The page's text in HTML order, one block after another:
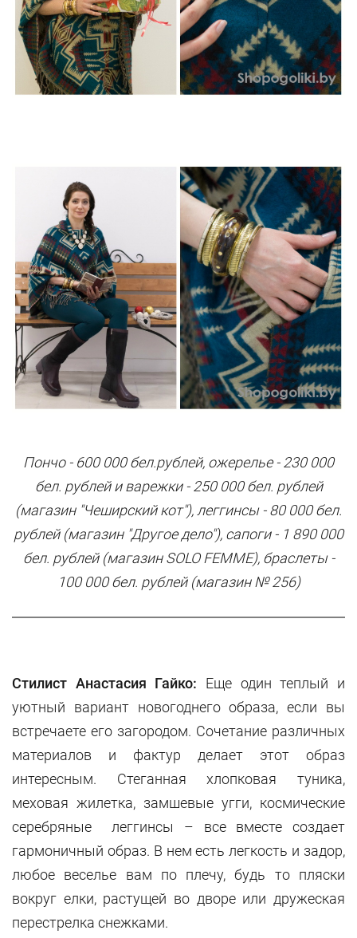
Пончо - 600 000 бел.рублей, ожерелье - 230 000
бел. рублей и варежки - 250 000 бел. рублей
(магазин "Чеширский кот"), леггинсы - 80 000 бел.
рублей (магазин "Другое дело"), сапоги - 1 890 000
бел. рублей (магазин SOLO FEMME), браслеты -
100 000 бел. рублей (магазин № 256)
Стилист Анастасия Гайко: Еще один теплый и
уютный вариант новогоднего образа, если вы
встречаете его загородом. Сочетание различных
материалов и фактур делает этот образ
интересным. Стеганная хлопковая туника,
меховая жилетка, замшевые угги, космические
серебряные леггинсы – все вместе создает
гармоничный образ. В нем есть легкость и задор,
любое веселье вам по плечу, будь то пляски
вокруг елки, растущей во дворе или дружеская
перестрелка снежками.